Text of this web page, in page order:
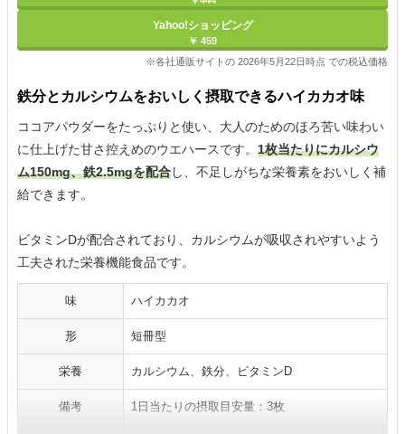
Yahoo!ショッピング
￥ 459
※各社通販サイトの 2026年5月22日時点 での税込価格
鉄分とカルシウムをおいしく摂取できるハイカカオ味
ココアパウダーをたっぷりと使い、大人のためのほろ苦い味わい
に仕上げた甘さ控えめのウエハースです。 1枚当たりにカルシウ
ム150mg、鉄2.5mgを配合し、不足しがちな栄養素をおいしく補
給できます。
ビタミンDが配合されており、カルシウムが吸収されやすいよう
工夫された栄養機能食品です。
味 ハイカカオ
形 短冊型
栄養 カルシウム、鉄分、ビタミンD
備考 1日当たりの摂取目安量：3枚